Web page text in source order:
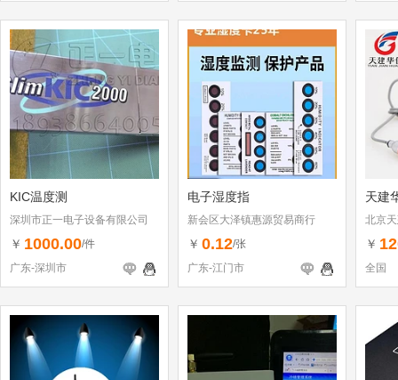
KIC温度测
深圳市正一电子设备有限公司
￥ 1000.00/件
广东-深圳市
电子湿度指
新会区大泽镇惠源贸易商行
￥ 0.12/张
广东-江门市
天建
北京
￥
全国